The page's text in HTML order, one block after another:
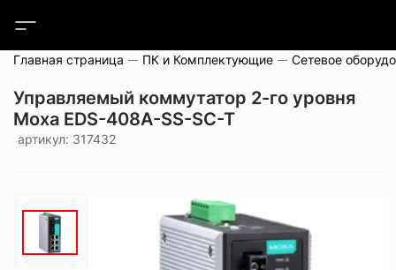
Главная страница ПК и Комплектующие Сетевое
Управляемый коммутатор 2-го уровня
Moxa EDS-408A-SS-SC-T
артикул: 317432